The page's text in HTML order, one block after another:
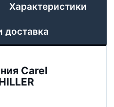
Характеристики
доставка
Carel